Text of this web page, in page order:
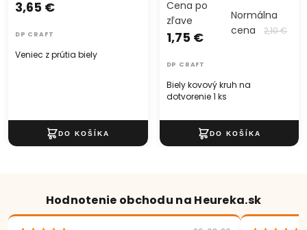
Veniec z prútia biely
3,65 €
DP CRAFT
Biely kovový kruh na
dotvorenie 1 ks
Cena po
zľave
1,75 €
Normálna
cena
2,10 €
DP CRAFT
Hodnotenie obchodu na Heureka.sk